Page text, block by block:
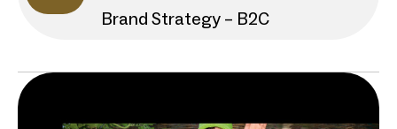
Brand Strategy – B2C